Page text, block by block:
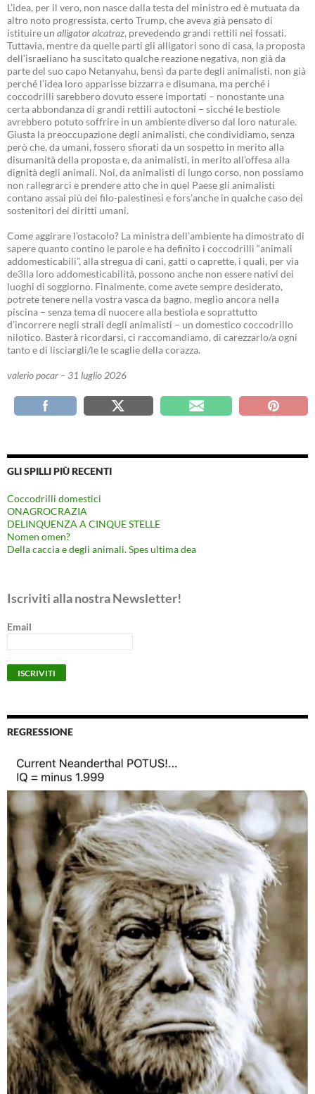
L’idea, per il vero, non nasce dalla testa del ministro ed è mutuata da
altro noto progressista, certo Trump, che aveva già pensato di
istituire un alligator alcatraz, prevedendo grandi rettili nei fossati.
Tuttavia, mentre da quelle parti gli alligatori sono di casa, la proposta
dell’israeliano ha suscitato qualche reazione negativa, non già da
parte del suo capo Netanyahu, bensì da parte degli animalisti, non già
perché l’idea loro apparisse bizzarra e disumana, ma perché i
coccodrilli sarebbero dovuto essere importati – nonostante una
certa abbondanza di grandi rettili autoctoni – sicché le bestiole
avrebbero potuto soffrire in un ambiente diverso dal loro naturale.
Giusta la preoccupazione degli animalisti, che condividiamo, senza
però che, da umani, fossero sfiorati da un sospetto in merito alla
disumanità della proposta e, da animalisti, in merito all’offesa alla
dignità degli animali. Noi, da animalisti di lungo corso, non possiamo
non rallegrarci e prendere atto che in quel Paese gli animalisti
contano assai più dei filo-palestinesi e fors’anche in qualche caso dei
sostenitori dei diritti umani.
Come aggirare l’ostacolo? La ministra dell’ambiente ha dimostrato di
sapere quanto contino le parole e ha definito i coccodrilli “animali
addomesticabili”, alla stregua di cani, gatti o caprette, i quali, per via
de3lla loro addomesticabilità, possono anche non essere nativi dei
luoghi di soggiorno. Finalmente, come avete sempre desiderato,
potrete tenere nella vostra vasca da bagno, meglio ancora nella
piscina – senza tema di nuocere alla bestiola e soprattutto
d’incorrere negli strali degli animalisti – un domestico coccodrillo
nilotico. Basterà ricordarsi, ci raccomandiamo, di carezzarlo/a ogni
tanto e di lisciargli/le le scaglie della corazza.
valerio pocar – 31 luglio 2026
GLI SPILLI PIÙ RECENTI
Coccodrilli domestici
ONAGROCRAZIA
DELINQUENZA A CINQUE STELLE
Nomen omen?
Della caccia e degli animali. Spes ultima dea
Iscriviti alla nostra Newsletter!
Email
REGRESSIONE